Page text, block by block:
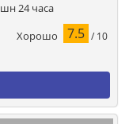
24 часа
Хорошо 7.5 / 10